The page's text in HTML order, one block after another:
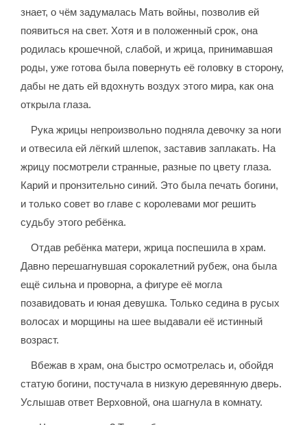
знает, о чём задумалась Мать войны, позволив ей
появиться на свет. Хотя и в положенный срок, она
родилась крошечной, слабой, и жрица, принимавшая
роды, уже готова была повернуть её головку в сторону,
дабы не дать ей вдохнуть воздух этого мира, как она
открыла глаза.
Рука жрицы непроизвольно подняла девочку за ноги
и отвесила ей лёгкий шлепок, заставив заплакать. На
жрицу посмотрели странные, разные по цвету глаза.
Карий и пронзительно синий. Это была печать богини,
и только совет во главе с королевами мог решить
судьбу этого ребёнка.
Отдав ребёнка матери, жрица поспешила в храм.
Давно перешагнувшая сорокалетний рубеж, она была
ещё сильна и проворна, а фигуре её могла
позавидовать и юная девушка. Только седина в русых
волосах и морщины на шее выдавали её истинный
возраст.
Вбежав в храм, она быстро осмотрелась и, обойдя
статую богини, постучала в низкую деревянную дверь.
Услышав ответ Верховной, она шагнула в комнату.